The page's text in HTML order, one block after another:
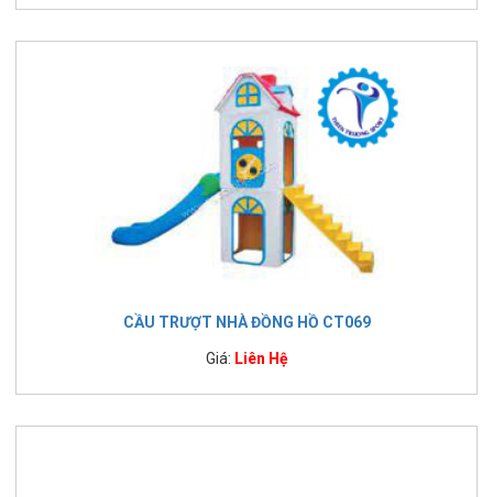
CẦU TRƯỢT NHÀ ĐỒNG HỒ CT069
Giá: Liên Hệ